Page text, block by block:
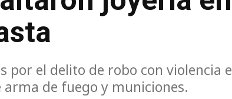
el delito de robo con violencia e
de fuego y municiones.